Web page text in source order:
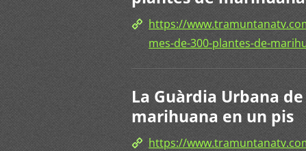
https://
mes-de-300-plantes-de-
La Guàrdia Urbana
marihuana en un pis
https://